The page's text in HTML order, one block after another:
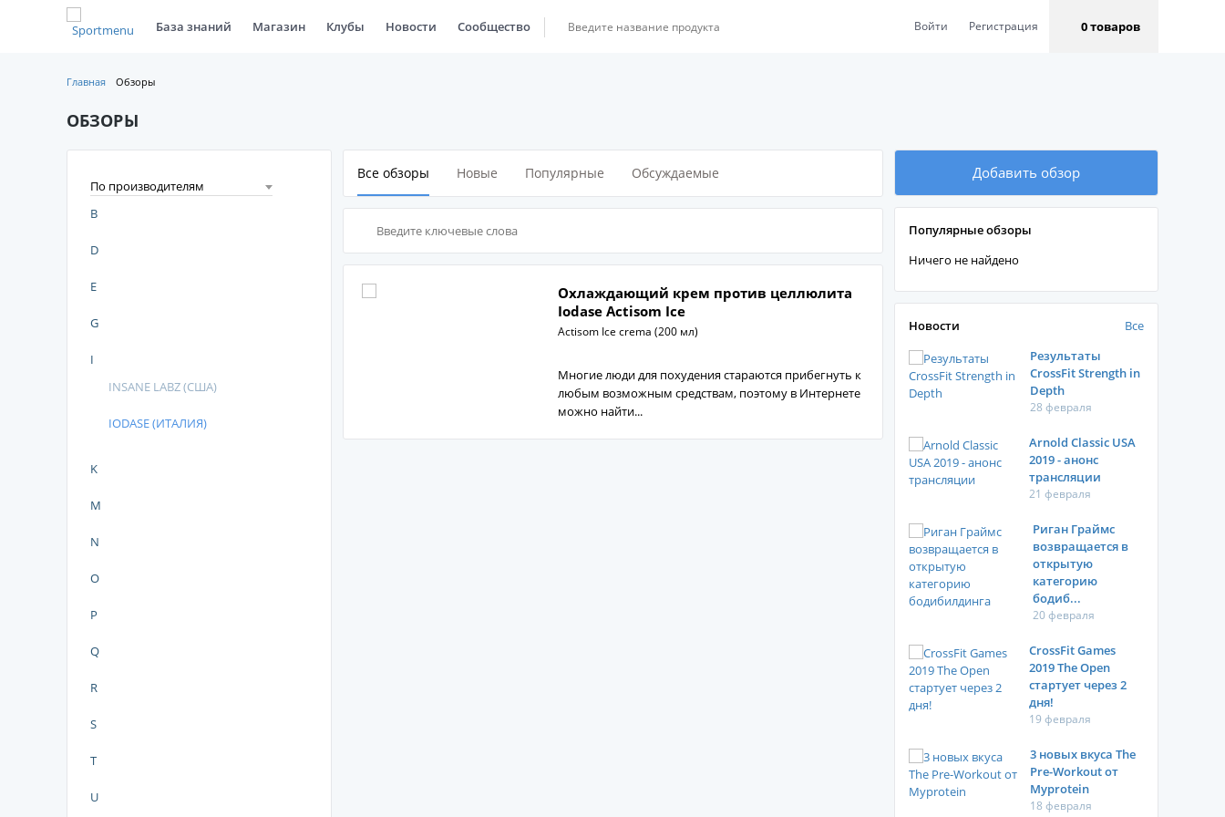
База знаний Магазин Клубы Новости Сообщество Войти Регистрация 0 товаров
Главная Обзоры
ОБЗОРЫ
По производителям
B
D
E
G
I
INSANE LABZ (США)
IODASE (ИТАЛИЯ)
K
M
N
O
P
Q
R
S
T
U
Все обзоры Новые Популярные Обсуждаемые
Охлаждающий крем против целлюлита
Iodase Actisom Ice
Actisom Ice crema (200 мл)
Многие люди для похудения стараются прибегнуть к
любым возможным средствам, поэтому в Интернете
можно найти...
Добавить обзор
Популярные обзоры
Ничего не найдено
Новости
Все
Результаты
CrossFit Strength in
Depth
28 февраля
Arnold Classic USA
2019 - анонс
трансляции
21 февраля
Риган Граймс
возвращается в
открытую
категорию
бодиб...
20 февраля
CrossFit Games
2019 The Open
стартует через 2
дня!
19 февраля
3 новых вкуса The
Pre-Workout от
Myprotein
18 февраля